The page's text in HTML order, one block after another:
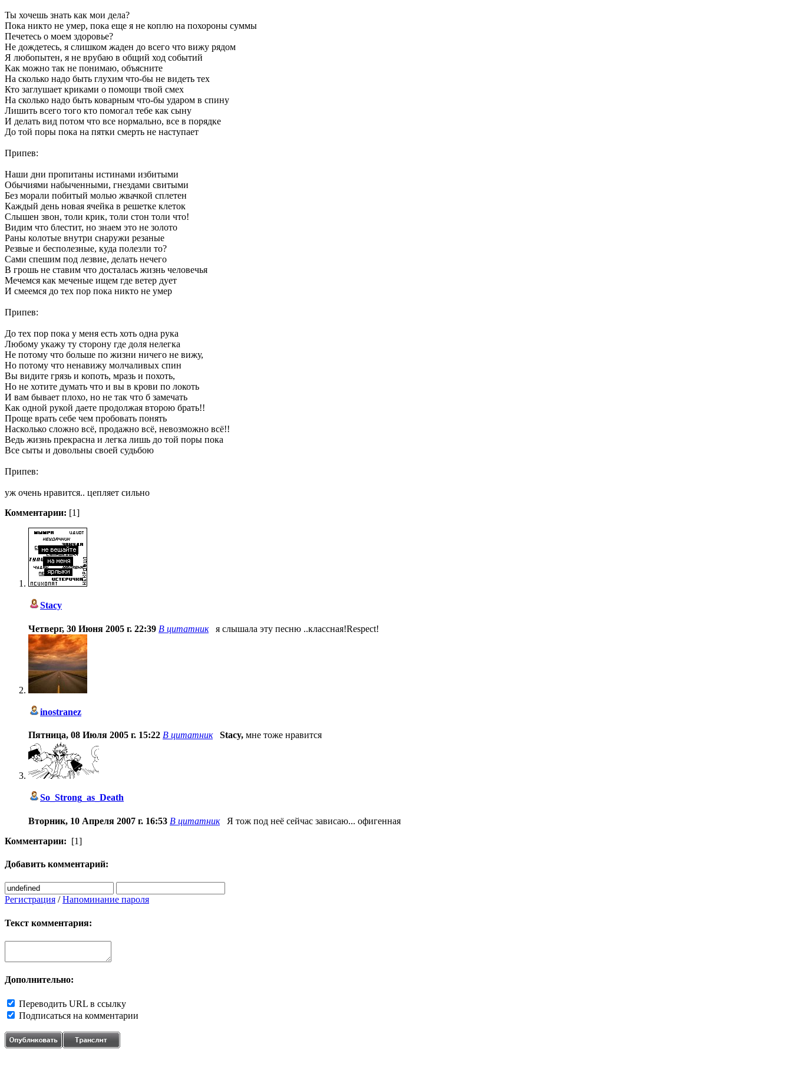
Ты хочешь знать как мои дела?
Пока никто не умер, пока еще я не коплю на похороны суммы
Печетесь о моем здоровье?
Не дождетесь, я слишком жаден до всего что вижу рядом
Я любопытен, я не врубаю в общий ход событий
Как можно так не понимаю, объясните
На сколько надо быть глухим что-бы не видеть тех
Кто заглушает криками о помощи твой смех
На сколько надо быть коварным что-бы ударом в спину
Лишить всего того кто помогал тебе как сыну
И делать вид потом что все нормально, все в порядке
До той поры пока на пятки смерть не наступает
Припев:
Наши дни пропитаны истинами избитыми
Обычиями набыченными, гнездами свитыми
Без морали побитый молью жвачкой сплетен
Каждый день новая ячейка в решетке клеток
Слышен звон, толи крик, толи стон толи что!
Видим что блестит, но знаем это не золото
Раны колотые внутри снаружи резаные
Резвые и бесполезные, куда полезли то?
Сами спешим под лезвие, делать нечего
В грошь не ставим что досталась жизнь человечья
Мечемся как меченые ищем где ветер дует
И смеемся до тех пор пока никто не умер
Припев:
До тех пор пока у меня есть хоть одна рука
Любому укажу ту сторону где доля нелегка
Не потому что больше по жизни ничего не вижу,
Но потому что ненавижу молчаливых спин
Вы видите грязь и копоть, мразь и похоть,
Но не хотите думать что и вы в крови по локоть
И вам бывает плохо, но не так что б замечать
Как одной рукой даете продолжая второю брать!!
Проще врать себе чем пробовать понять
Насколько сложно всё, продажно всё, невозможно всё!!
Ведь жизнь прекрасна и легка лишь до той поры пока
Все сыты и довольны своей судьбою
Припев:
уж очень нравится.. цепляет сильно
Комментарии: [1]
Stacy
Четверг, 30 Июня 2005 г. 22:39 В цитатник я слышала эту песню ..классная!Respect!
inostranez
Пятница, 08 Июля 2005 г. 15:22 В цитатник Stacy, мне тоже нравится
So_Strong_as_Death
Вторник, 10 Апреля 2007 г. 16:53 В цитатник
Я тож под неё сейчас зависаю... офигенная
Комментарии: [1]
Добавить комментарий:
Регистрация /Напоминание пароля
Текст комментария:
Дополнительно:
Переводить URL в ссылку
Подписаться на комментарии